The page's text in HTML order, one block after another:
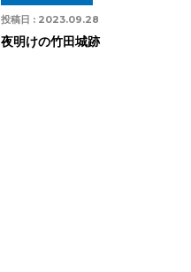
投稿日 : 2023.09.28
夜明けの竹田城跡